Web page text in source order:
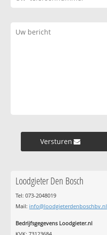
Versturen »
Loodgieter Den Bosch
Tel: 073-2048019
Mail: info@loodgieterdenboschbv.nl
Bedrijfsgegevens Loodgieter.nl